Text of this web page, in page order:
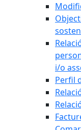
i/o
Perfil